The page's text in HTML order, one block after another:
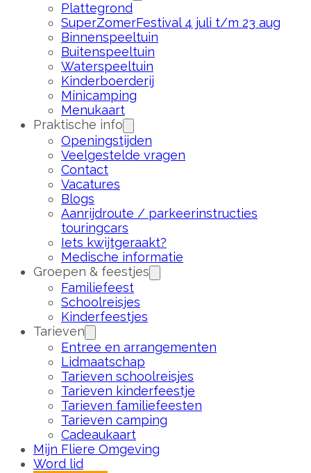
Plattegrond
SuperZomerFestival 4 juli t/m 23 aug
Binnenspeeltuin
Buitenspeeltuin
Waterspeeltuin
Kinderboerderij
Minicamping
Menukaart
Praktische info
Openingstijden
Veelgestelde vragen
Contact
Vacatures
Blogs
Aanrijdroute / parkeerinstructies
touringcars
Iets kwijtgeraakt?
Medische informatie
Groepen & feestjes
Familiefeest
Schoolreisjes
Kinderfeestjes
Tarieven
Entree en arrangementen
Lidmaatschap
Tarieven schoolreisjes
Tarieven kinderfeestje
Tarieven familiefeesten
Tarieven camping
Cadeaukaart
Mijn Fliere Omgeving
Word lid